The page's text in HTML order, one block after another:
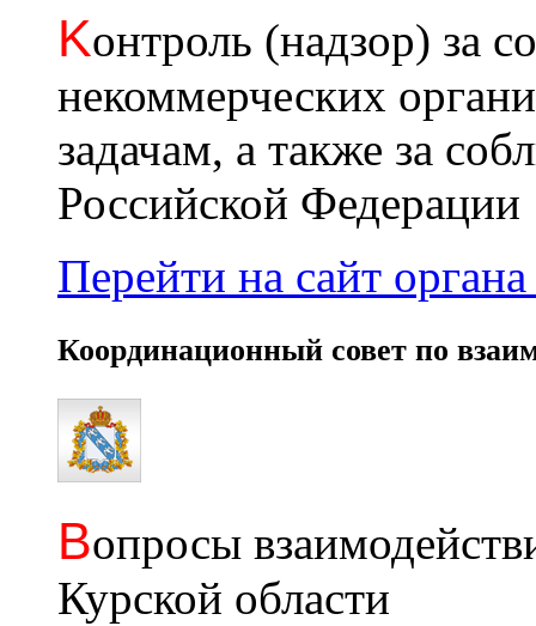
Kонтроль (надзор) за
некоммерческих
задачам, а также за
Российской Федерации
Перейти на сайт
Координационный совет по
Вопросы
Курской области